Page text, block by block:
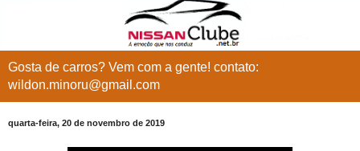
Gosta de carros? Vem com a gente! contato:
wildon.minoru@gmail.com
quarta-feira, 20 de novembro de 2019